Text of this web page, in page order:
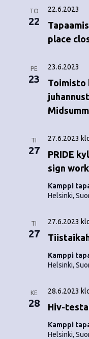
TO
22
place
22.6.2023
PE
23
Toimisto
23.6.2023
TI
27
PRIDE
sign
27.6.2023
Kamppi
Helsinki,
TI
27
27.6.2023
Kamppi
Helsinki,
KE
28 Hiv-
28.6.2023
Kamppi
Helsinki,